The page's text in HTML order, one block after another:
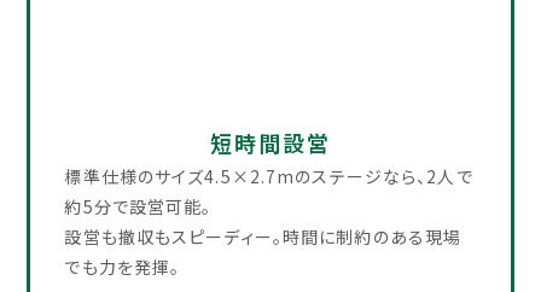
短時間設営​
標準仕様のサイズ4.5×2.7mのステージなら、2人で
約5分で設営可能。
設営も撤収もスピーディー。時間に制約のある現場
でも力を発揮。​